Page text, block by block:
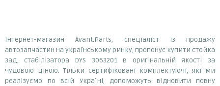
Інтернет-магазин Avant.Parts, спеціаліст із продажу
автозапчастин на українському ринку, пропонує купити стойка
зад. стабілізатора DYS 3063201 в оригінальній якості за
чудовою ціною. Тільки сертифіковані комплектуючі, які ми
реалізуємо по всій Україні, допоможуть відновити повну